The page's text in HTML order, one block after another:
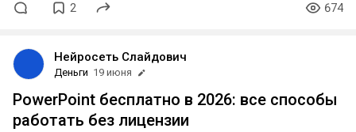
2 674
Нейросеть Слайдович
Деньги 19 июня
PowerPoint бесплатно в 2026: все способы
работать без лицензии